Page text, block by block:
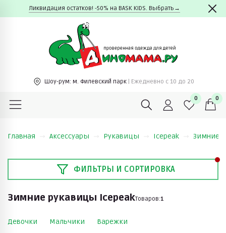
Ликвидация остатков! -50% на BASK KIDS. Выбрать→
Шоу-рум: м. Филевский парк | Ежедневно c 10 до 20
0 0
Главная Аксессуары Рукавицы Icepeak Зимние
ФИЛЬТРЫ И СОРТИРОВКА
Зимние рукавицы IcepeakТоваров:1
Девочки Мальчики Варежки